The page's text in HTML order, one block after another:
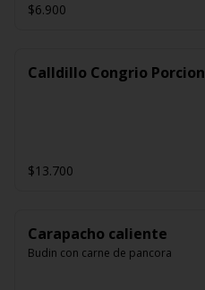
$6.900
Calldillo Congrio Porcion
$13.700
Carapacho caliente
Budin con carne de pancora